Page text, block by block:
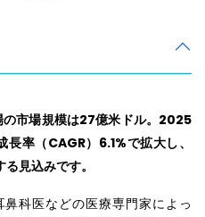
市場規模は27億米ドル。2025
率（CAGR）6.1%で拡大し、
見込みです。
科医などの医療専門家によっ